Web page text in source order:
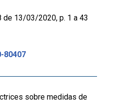
de 13/03/2020, p. 1 a 43
80407
sobre medidas de